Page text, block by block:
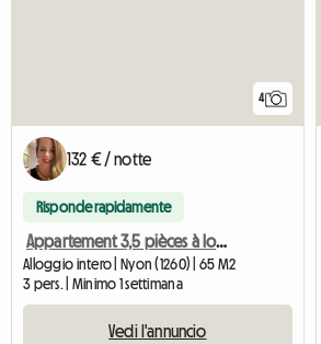
4
132 € / notte
Risponde rapidamente
Appartement 3,5 pièces à louer à Nyon / 2 chambres - 1 salon
Alloggio intero | Nyon (1260) | 65 M2
3 pers. | Minimo 1 settimana
Vedi l'annuncio